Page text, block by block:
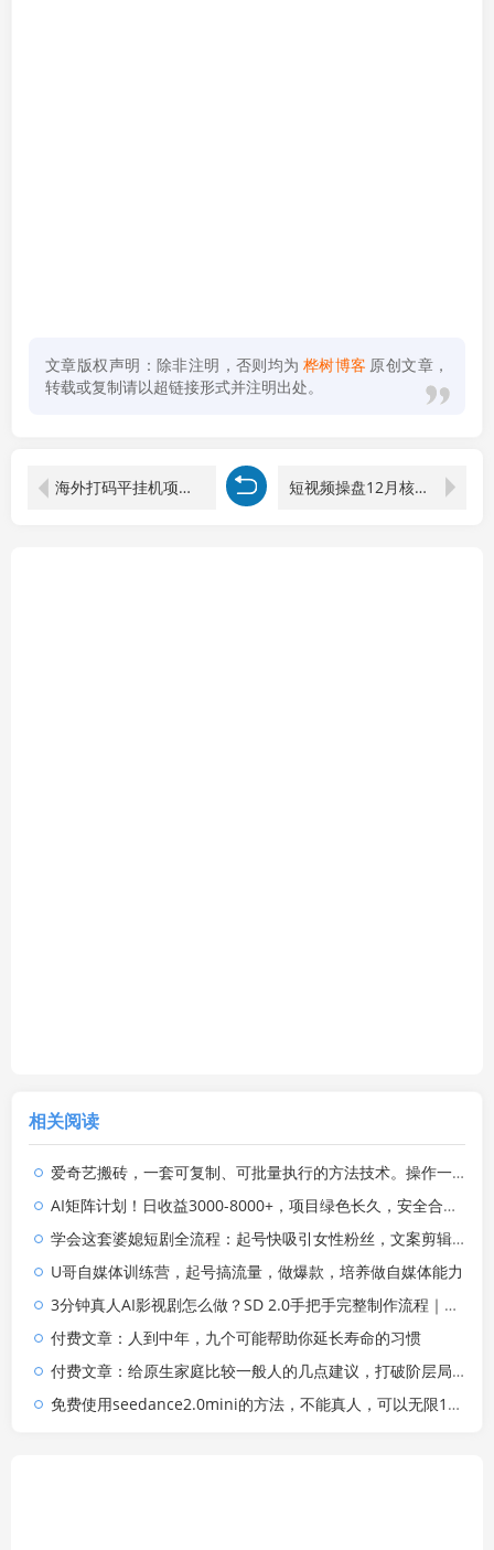
文章版权声明：除非注明，否则均为 桦树博客 原创文章，
转载或复制请以超链接形式并注明出处。
海外打码平挂机项目，全自动撸美金，无脑月入5000+ 短视频操盘12月核心课程：自然流量打通，现象级IP养成，实战经验分享
相关阅读
爱奇艺搬砖，一套可复制、可批量执行的方法技术。操作一个月，整年不用愁!
AI矩阵计划！日收益3000-8000+，项目绿色长久，安全合规靠谱，可批量放大。扶持工作室和分公司
学会这套婆媳短剧全流程：起号快吸引女性粉丝，文案剪辑视频制作一站式搞定，多种变现方式都可做
U哥自媒体训练营，起号搞流量，做爆款，培养做自媒体能力
3分钟真人AI影视剧怎么做？SD 2.0手把手完整制作流程｜Higgsfield 14天SD 2.0/2.5无限生成
付费文章：人到中年，九个可能帮助你延长寿命的习惯
付费文章：给原生家庭比较一般人的几点建议，打破阶层局限，实现个人与家族代际向上跃升
免费使用seedance2.0mini的方法，不能真人，可以无限10秒视频，9图+3音频参考